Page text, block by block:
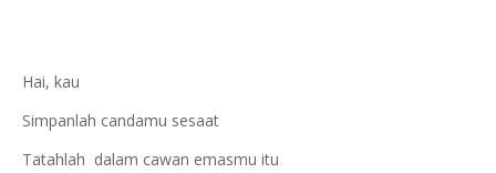
Hai, kau
Simpanlah candamu sesaat
Tatahlah dalam cawan emasmu itu